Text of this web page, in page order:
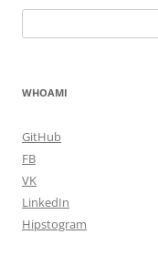
for:
WHOAMI
GitHub
FB
VK
LinkedIn
Hipstogram